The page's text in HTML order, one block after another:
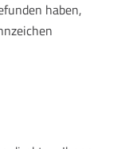
haben,